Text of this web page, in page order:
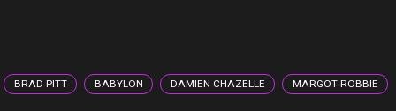
BRAD PITT BABYLON DAMIEN CHAZELLE MARGOT ROBBIE